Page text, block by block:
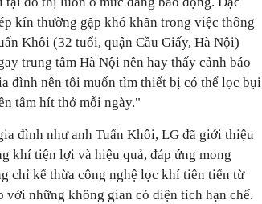
kín thường gặp khó khăn trong việc thông
Khôi (32 tuổi, quận Cầu Giấy, Hà Nội)
trung tâm Hà Nội nên hay thấy cảnh báo
đình nên tôi muốn tìm thiết bị có thể lọc bụi
tâm hít thở mỗi ngày."
đình như anh Tuấn Khôi, LG đã giới thiệu
khí tiện lợi và hiệu quả, đáp ứng mong
chỉ kế thừa công nghệ lọc khí tiên tiến từ
những không gian có diện tích hạn chế.